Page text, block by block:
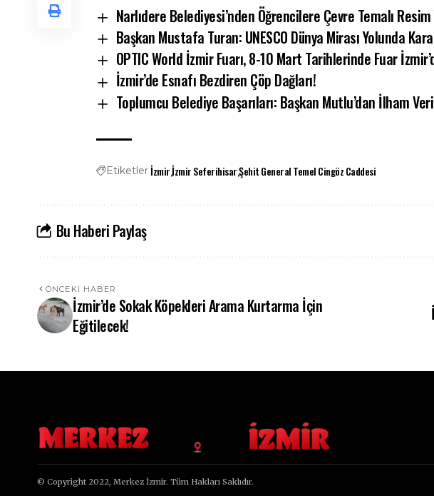
Narlıdere Belediyesi’nden Öğrencilere Çevre Temalı Resim
Başkan Mustafa Turan: UNESCO Dünya Mirası Yolunda
OPTIC World İzmir Fuarı, 8-10 Mart Tarihlerinde Fuar
İzmir’de Esnafı Bezdiren Çöp Dağları!
Toplumcu Belediye Başarıları: Başkan Mutlu’dan İlham
Etiketlerİzmirİzmir SeferihisarŞehit General Temel Cingöz Caddesi
Bu Haberi Paylaş
ÖNCEKI HABER
İzmir’de Sokak Köpekleri Arama Kurtarma İçin
Eğitilecek!
© Copyright 2022, Merkez İzmir. Tüm Hakları Saklıdır.